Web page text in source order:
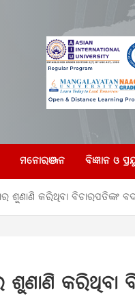
ମନୋରଞ୍ଜନ ବିଜ୍ଞାନ ଓ
ଶୁଣାଣି କରିଥିବା ବିଚାରପତିଙ୍କ
ଶୁଣାଣି କରିଥିବା